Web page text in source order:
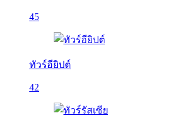
45
ทัวร์อียิปต์
42